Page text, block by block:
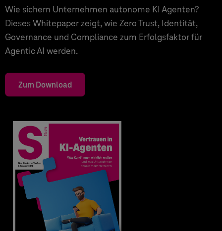
Wie sichern Unternehmen autonome KI Agenten?
Dieses Whitepaper zeigt, wie Zero Trust, Identität,
Governance und Compliance zum Erfolgsfaktor für
Agentic AI werden.
Zum Download